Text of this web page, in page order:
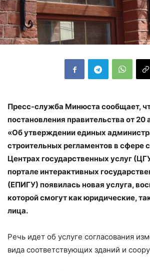
Пресс-служба Минюста сообщает,
постановления правительства от 20
«Об утверждении единых
строительных регламентов в сфере
Центрах государственных услуг
портале интерактивных
(ЕПИГУ) появилась новая услуга,
которой смогут как юридические,
лица.
Речь идет об услуге согласования
вида соответствующих зданий и